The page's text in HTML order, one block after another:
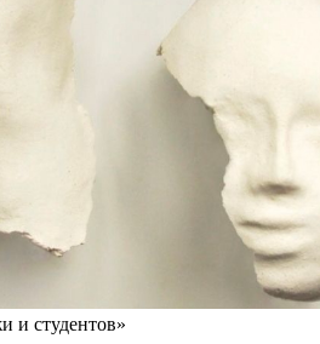
и студентов»